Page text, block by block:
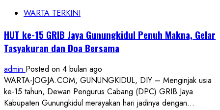
Coffee
Jembatan
Kewek,
PP
Tegas
Bertindak
WARTA TERKINI
HUT ke-15 GRIB Jaya Gunungkidul Penuh Makna, Gelar
Tasyakuran dan Doa Bersama
admin Posted on 4 bulan ago
WARTA-JOGJA.COM, GUNUNGKIDUL, DIY – Menginjak usia
ke-15 tahun, Dewan Pengurus Cabang (DPC) GRIB Jaya
Kabupaten Gunungkidul merayakan hari jadinya dengan...